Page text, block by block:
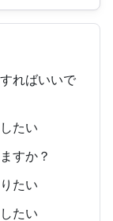
ればいいで
たい
すか？
たい
たい